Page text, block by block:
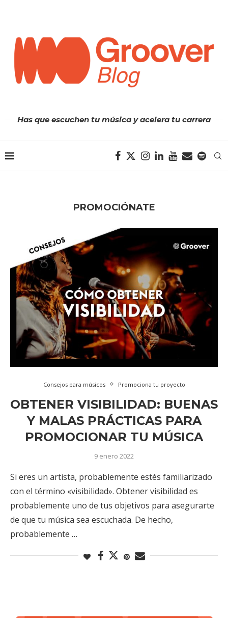
Has que escuchen tu música y acelera tu carrera
PROMOCIÓNATE
Consejos para músicos Promociona tu proyecto
OBTENER VISIBILIDAD: BUENAS
Y MALAS PRÁCTICAS PARA
PROMOCIONAR TU MÚSICA
9 enero 2022
Si eres un artista, probablemente estés familiarizado
con el término «visibilidad». Obtener visibilidad es
probablemente uno de tus objetivos para asegurarte
de que tu música sea escuchada. De hecho,
probablemente …